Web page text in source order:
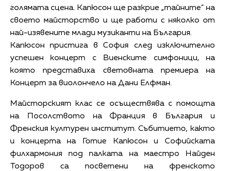
голямата сцена. Капюсон ще разкрие „тайните“ на
своето майсторство и ще работи с няколко oт
най-изявените млади музиканти на България.
Капюсон пристига в София след изключително
успешен концерт с Виенските симфоници, на
която представиха световната премиера на
Концерт за виолончело на Дани Елфман.
Майсторският клас се осъществява с помощта
на Посолството на Франция в България и
Френския културен институт. Събитието, както
и концерта на Готие Капюсон и Софийската
филхармония под палката на маестро Найден
Тодоров са посветени на френското